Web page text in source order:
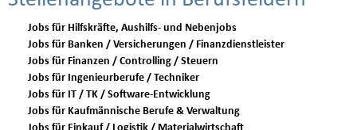
Jobs für Hilfskräfte, Aushilfs- und Nebenjobs
Jobs für Banken / Versicherungen / Finanzdienstleister
Jobs für Finanzen / Controlling / Steuern
Jobs für Ingenieurberufe / Techniker
Jobs für IT / TK / Software-Entwicklung
Jobs für Kaufmännische Berufe & Verwaltung